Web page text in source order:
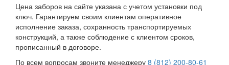
Цена заборов на сайте указана с учетом установки под
ключ. Гарантируем своим клиентам оперативное
исполнение заказа, сохранность транспортируемых
конструкций, а также соблюдение с клиентом сроков,
прописанный в договоре.
По всем вопросам звоните менеджеру 8 (812) 200-80-61